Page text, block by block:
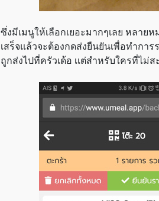
ซึ่งมีเมนูให้เลือกเยอะมากๆเลย หลาย
เสร็จแล้วจะต้องกดส่งยืนยันเพื่อทำกา
ถูกส่งไปที่ครัวเด้อ เเต่สำหรับใครที่ไม่